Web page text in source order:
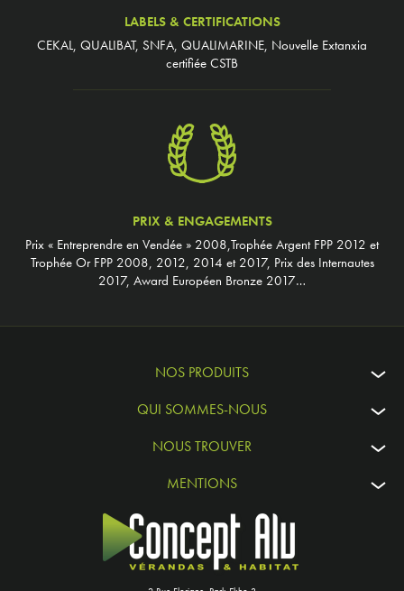
LABELS & CERTIFICATIONS
CEKAL, QUALIBAT, SNFA, QUALIMARINE, Nouvelle Extanxia
certifiée CSTB
PRIX & ENGAGEMENTS
Prix « Entreprendre en Vendée » 2008,Trophée Argent FPP 2012 et
Trophée Or FPP 2008, 2012, 2014 et 2017, Prix des Internautes
2017, Award Européen Bronze 2017…
NOS PRODUITS
QUI SOMMES-NOUS
NOUS TROUVER
MENTIONS